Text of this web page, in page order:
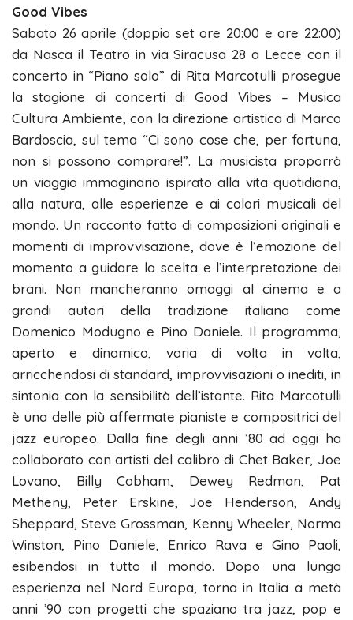
Good Vibes
Sabato 26 aprile (doppio set ore 20:00 e ore 22:00)
da Nasca il Teatro in via Siracusa 28 a Lecce con il
concerto in “Piano solo” di Rita Marcotulli prosegue
la stagione di concerti di Good Vibes – Musica
Cultura Ambiente, con la direzione artistica di Marco
Bardoscia, sul tema “Ci sono cose che, per fortuna,
non si possono comprare!”. La musicista proporrà
un viaggio immaginario ispirato alla vita quotidiana,
alla natura, alle esperienze e ai colori musicali del
mondo. Un racconto fatto di composizioni originali e
momenti di improvvisazione, dove è l’emozione del
momento a guidare la scelta e l’interpretazione dei
brani. Non mancheranno omaggi al cinema e a
grandi autori della tradizione italiana come
Domenico Modugno e Pino Daniele. Il programma,
aperto e dinamico, varia di volta in volta,
arricchendosi di standard, improvvisazioni o inediti, in
sintonia con la sensibilità dell’istante. Rita Marcotulli
è una delle più affermate pianiste e compositrici del
jazz europeo. Dalla fine degli anni ’80 ad oggi ha
collaborato con artisti del calibro di Chet Baker, Joe
Lovano, Billy Cobham, Dewey Redman, Pat
Metheny, Peter Erskine, Joe Henderson, Andy
Sheppard, Steve Grossman, Kenny Wheeler, Norma
Winston, Pino Daniele, Enrico Rava e Gino Paoli,
esibendosi in tutto il mondo. Dopo una lunga
esperienza nel Nord Europa, torna in Italia a metà
anni ’90 con progetti che spaziano tra jazz, pop e